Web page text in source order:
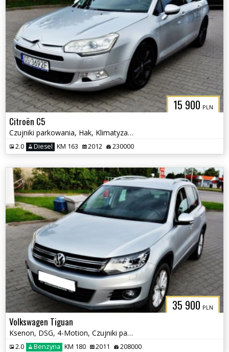
15 900 PLN
Citroën C5
Czujniki parkowania, Hak, Klimatyzacja
2.0 Diesel KM 163 2012 230000
35 900 PLN
Volkswagen Tiguan
Ksenon, DSG, 4-Motion, Czujniki parkowania tył, Klimatyzacja, Hak
2.0 Benzyna KM 180 2011 208000